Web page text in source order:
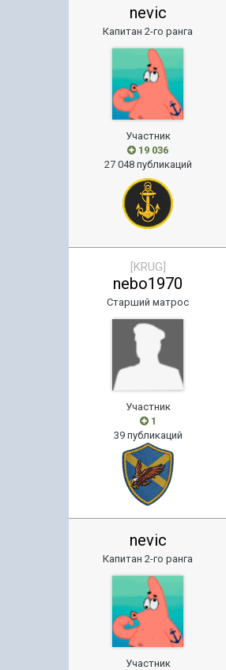
nevic
Капитан 2-го ранга
Участник
19 036
27 048 публикаций
[KRUG]
nebo1970
Старший матрос
Участник
1
39 публикаций
nevic
Капитан 2-го ранга
Участник